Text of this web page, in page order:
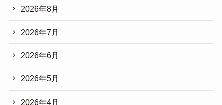
2026年8月
2026年7月
2026年6月
2026年5月
2026年4月